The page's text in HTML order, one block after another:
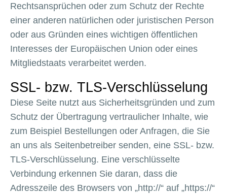
Rechtsansprüchen oder zum Schutz der Rechte
einer anderen natürlichen oder juristischen Person
oder aus Gründen eines wichtigen öffentlichen
Interesses der Europäischen Union oder eines
Mitgliedstaats verarbeitet werden.
SSL- bzw. TLS-Verschlüsselung
Diese Seite nutzt aus Sicherheitsgründen und zum
Schutz der Übertragung vertraulicher Inhalte, wie
zum Beispiel Bestellungen oder Anfragen, die Sie
an uns als Seitenbetreiber senden, eine SSL- bzw.
TLS-Verschlüsselung. Eine verschlüsselte
Verbindung erkennen Sie daran, dass die
Adresszeile des Browsers von „http://“ auf „https://“